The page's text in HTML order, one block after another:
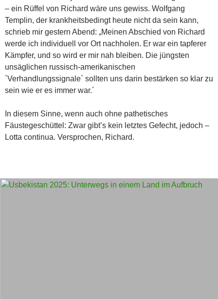
– ein Rüffel von Richard wäre uns gewiss. Wolfgang
Templin, der krankheitsbedingt heute nicht da sein kann,
schrieb mir gestern Abend: „Meinen Abschied von Richard
werde ich individuell vor Ort nachholen. Er war ein tapferer
Kämpfer, und so wird er mir nah bleiben. Die jüngsten
unsäglichen russisch-amerikanischen
`Verhandlungssignale` sollten uns darin bestärken so klar zu
sein wie er es immer war.´
In diesem Sinne, wenn auch ohne pathetisches
Fäustegeschüttel: Zwar gibt’s kein letztes Gefecht, jedoch –
Lotta continua. Versprochen, Richard.